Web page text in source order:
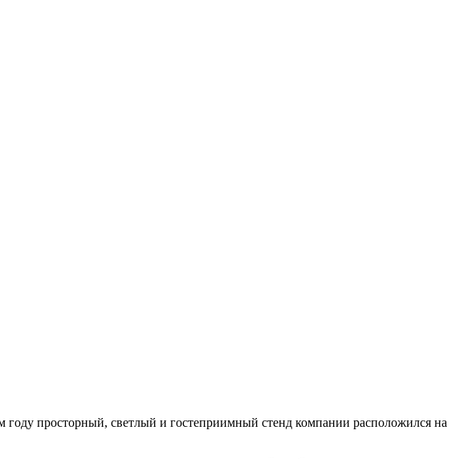
просторный, светлый и гостеприимный стенд компании расположился на